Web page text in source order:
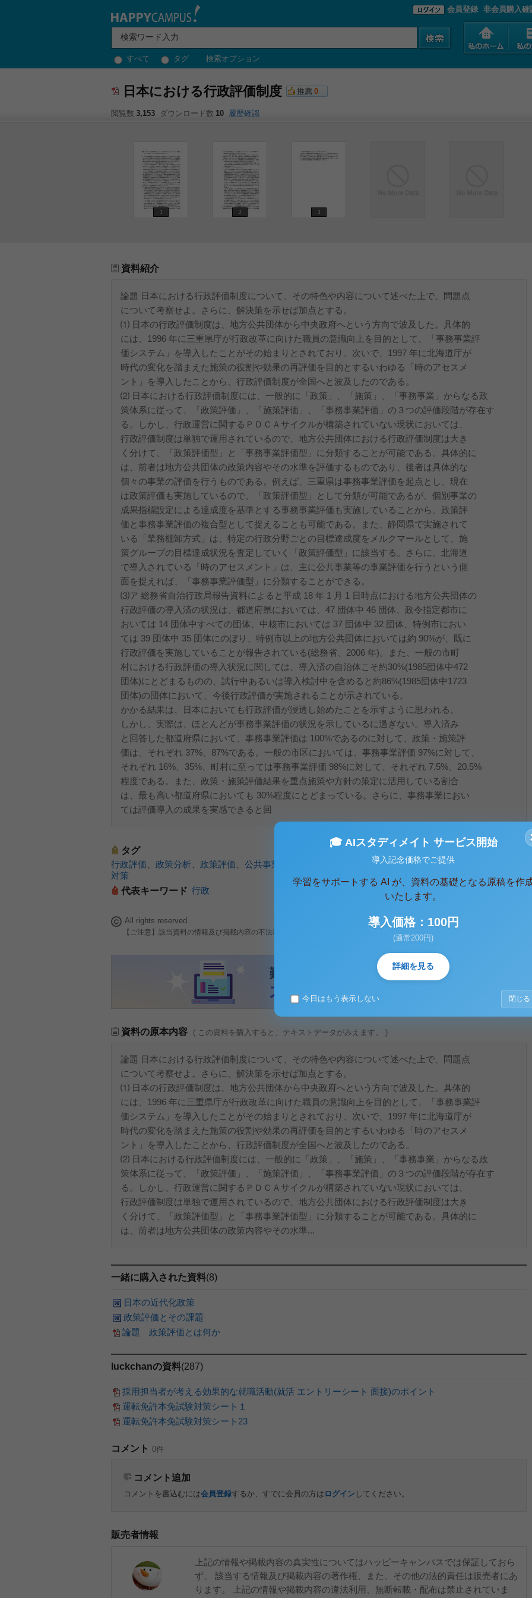
すべて タグ 検索オプション
会員登録 非会員購入確
日本における行政評価制度 推薦 0
閲覧数 3,153 ダウンロード数 10 履歴確認
1 2 3
資料紹介
論題 日本における行政評価制度について、その特色や内容について述べた上で、問題点
について考察せよ。さらに、解決策を示せば加点とする。
⑴ 日本の行政評価制度は、地方公共団体から中央政府へという方向で波及した。具体的
には、1996 年に三重県庁が行政改革に向けた職員の意識向上を目的として、「事務事業評
価システム」を導入したことがその始まりとされており、次いで、1997 年に北海道庁が
時代の変化を踏まえた施策の役割や効果の再評価を目的とするいわゆる「時のアセスメ
ント」を導入したことから、行政評価制度が全国へと波及したのである。
⑵ 日本における行政評価制度には、一般的に「政策」、「施策」、「事務事業」からなる政
策体系に従って、「政策評価」、「施策評価」、「事務事業評価」の３つの評価段階が存在す
る。しかし、行政運営に関するＰＤＣＡサイクルが構築されていない現状においては、
行政評価制度は単独で運用されているので、地方公共団体における行政評価制度は大き
く分けて、「政策評価型」と「事務事業評価型」に分類することが可能である。具体的に
は、前者は地方公共団体の政策内容やその水準を評価するものであり、後者は具体的な
個々の事業の評価を行うものである。例えば、三重県は事務事業評価を起点とし、現在
は政策評価も実施しているので、「政策評価型」として分類が可能であるが、個別事業の
成果指標設定による達成度を基準とする事務事業評価も実施していることから、政策評
価と事務事業評価の複合型として捉えることも可能である。また、静岡県で実施されて
いる「業務棚卸方式」は、特定の行政分野ごとの目標達成度をメルクマールとして、施
策グループの目標達成状況を査定していく「政策評価型」に該当する。さらに、北海道
で導入されている「時のアセスメント」は、主に公共事業等の事業評価を行うという側
面を捉えれば、「事務事業評価型」に分類することができる。
⑶ア 総務省自治行政局報告資料によると平成 18 年 1 月 1 日時点における地方公共団体の
行政評価の導入済の状況は、都道府県においては、47 団体中 46 団体、政令指定都市に
おいては 14 団体中すべての団体、中核市においては 37 団体中 32 団体、特例市におい
ては 39 団体中 35 団体にのぼり、特例市以上の地方公共団体においては約 90%が、既に
行政評価を実施していることが報告されている(総務省、2006 年)。また、一般の市町
村における行政評価の導入状況に関しては、導入済の自治体こそ約30%(1985団体中472
団体)にとどまるものの、試行中あるいは導入検討中を含めると約86%(1985団体中1723
団体)の団体において、今後行政評価が実施されることが示されている。
かかる結果は、日本においても行政評価が浸透し始めたことを示すように思われる。
しかし、実際は、ほとんどが事務事業評価の状況を示しているに過ぎない。導入済み
と回答した都道府県において、事務事業評価は 100%であるのに対して、政策・施策評
価は、それぞれ 37%、87%である。一般の市区においては、事務事業評価 97%に対して、
それぞれ 16%、35%、町村に至っては事務事業評価 98%に対して、それぞれ 7.5%、20.5%
程度である。また、政策・施策評価結果を重点施策や方針の策定に活用している割合
は、最も高い都道府県においても 30%程度にとどまっている。さらに、事務事業におい
ては評価導入の成果を実感できると回
タグ
行政評価
政策分析 政策評価 公共事業 地方自治、法学部試験対策、
対策
代表キーワード 行政
All rights reserved.
【ご注意】該当資料の情報及び掲載内容の不法利用、無断転載・配布は著作権法違反となります。
資料の原本内容 ( この資料を購入すると、テキストデータがみえます。 )
論題 日本における行政評価制度について、その特色や内容について述べた上で、問題点
について考察せよ。さらに、解決策を示せば加点とする。
⑴ 日本の行政評価制度は、地方公共団体から中央政府へという方向で波及した。具体的
には、1996 年に三重県庁が行政改革に向けた職員の意識向上を目的として、「事務事業評
価システム」を導入したことがその始まりとされており、次いで、1997 年に北海道庁が
時代の変化を踏まえた施策の役割や効果の再評価を目的とするいわゆる「時のアセスメ
ント」を導入したことから、行政評価制度が全国へと波及したのである。
⑵ 日本における行政評価制度には、一般的に「政策」、「施策」、「事務事業」からなる政
策体系に従って、「政策評価」、「施策評価」、「事務事業評価」の３つの評価段階が存在す
る。しかし、行政運営に関するＰＤＣＡサイクルが構築されていない現状においては、
行政評価制度は単独で運用されているので、地方公共団体における行政評価制度は大き
く分けて、「政策評価型」と「事務事業評価型」に分類することが可能である。具体的に
は、前者は地方公共団体の政策内容やその水準...
一緒に購入された資料(8)
日本の近代化政策
政策評価とその課題
論題 政策評価とは何か
luckchanの資料(287)
採用担当者が考える効果的な就職活動(就活 エントリーシート 面接)のポイント
運転免許本免試験対策シート１
運転免許本免試験対策シート23
コメント 0件
コメント追加
コメントを書込むには会員登録するか、すでに会員の方は ログイン してください。
販売者情報
上記の情報や掲載内容の真実性についてはハッピーキャンパスでは保証しておら
ず、 該当する情報及び掲載内容の著作権、また、その他の法的責任は販売者にあ
ります。 上記の情報や掲載内容の違法利用、無断転載・配布は禁止されていま
🎓 AIスタディメイト サービス開始
導入記念価格でご提供
学習をサポートする AI が、資料の基礎となる原稿を作
いたします。
導入価格：100円
(通常200円)
詳細を見る
今日はもう表示しない 閉じる